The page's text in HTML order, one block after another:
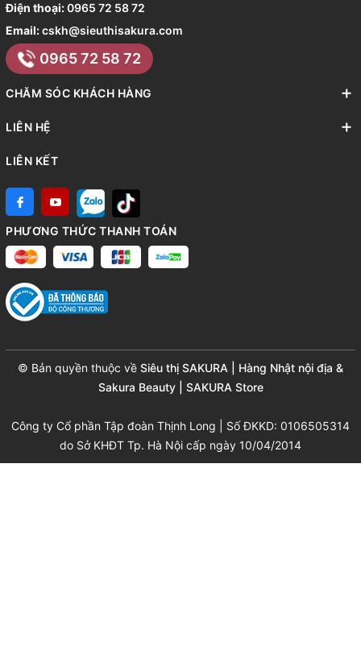
Điện thoại:0965 72 58 72
Email:cskh@sieuthisakura.com
0965 72 58 72
CHĂM SÓC KHÁCH HÀNG
LIÊN HỆ
LIÊN KẾT
PHƯƠNG THỨC THANH TOÁN
© Bản quyền thuộc về Siêu thị SAKURA | Hàng Nhật nội địa &
Sakura Beauty | SAKURA Store
Công ty Cổ phần Tập đoàn Thịnh Long | Số ĐKKD: 0106505314
do Sở KHĐT Tp. Hà Nội cấp ngày 10/04/2014